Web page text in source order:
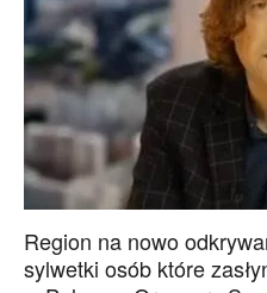
Region na nowo
sylwetki osób które